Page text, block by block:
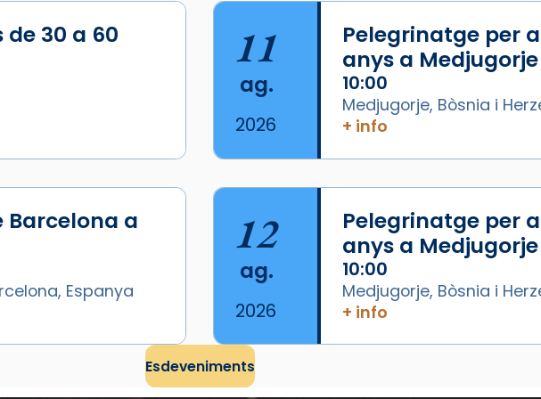
30 a 60
11
ag.
2026
Pelegrinatge per
anys a Medjugorje
10:00
Medjugorje, Bòsnia i
+ info
Barcelona a
Espanya
12
ag.
2026
Pelegrinatge per
anys a Medjugorje
10:00
Medjugorje, Bòsnia i
+ info
Esdeveniments